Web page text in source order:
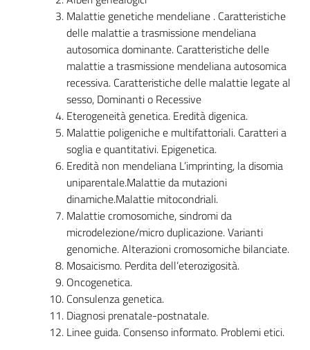
Malattie genetiche mendeliane . Caratteristiche
delle malattie a trasmissione mendeliana
autosomica dominante. Caratteristiche delle
malattie a trasmissione mendeliana autosomica
recessiva. Caratteristiche delle malattie legate al
sesso, Dominanti o Recessive
Eterogeneità genetica. Eredità digenica.
Malattie poligeniche e multifattoriali. Caratteri a
soglia e quantitativi. Epigenetica.
Eredità non mendeliana L’imprinting, la disomia
uniparentale.Malattie da mutazioni
dinamiche.Malattie mitocondriali.
Malattie cromosomiche, sindromi da
microdelezione/micro duplicazione. Varianti
genomiche. Alterazioni cromosomiche bilanciate.
Mosaicismo. Perdita dell’eterozigosità.
Oncogenetica.
Consulenza genetica.
Diagnosi prenatale-postnatale.
Linee guida. Consenso informato. Problemi etici.